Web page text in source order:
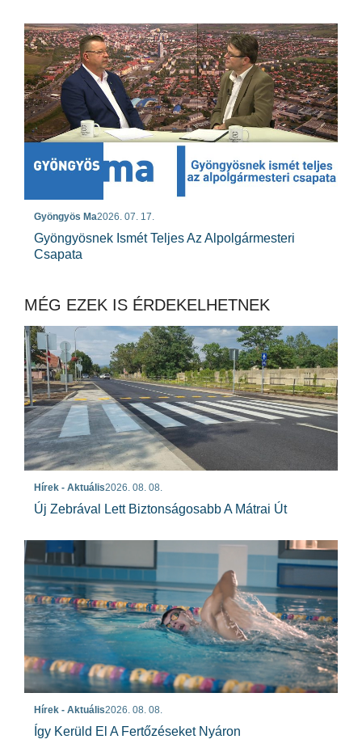
Gyöngyös Ma2026. 07. 17.
Gyöngyösnek Ismét Teljes Az Alpolgármesteri
Csapata
MÉG EZEK IS ÉRDEKELHETNEK
Hírek - Aktuális2026. 08. 08.
Új Zebrával Lett Biztonságosabb A Mátrai Út
Hírek - Aktuális2026. 08. 08.
Így Kerüld El A Fertőzéseket Nyáron